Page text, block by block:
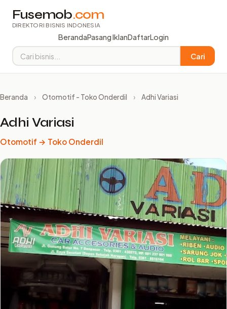
Fusemob.com
DIREKTORI BISNIS INDONESIA
BerandaPasang IklanDaftarLogin
Cari
Beranda › Otomotif - Toko Onderdil › Adhi Variasi
Adhi Variasi
Otomotif → Toko Onderdil